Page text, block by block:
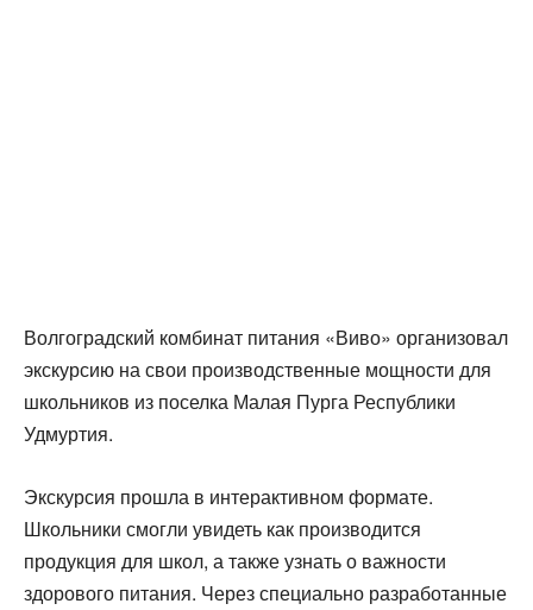
Волгоградский комбинат питания «Виво» организовал
экскурсию на свои производственные мощности для
школьников из поселка Малая Пурга Республики
Удмуртия.
Экскурсия прошла в интерактивном формате.
Школьники смогли увидеть как производится
продукция для школ, а также узнать о важности
здорового питания. Через специально разработанные